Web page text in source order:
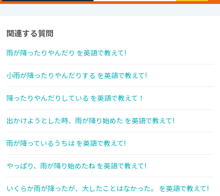
関連する質問
雨が降ったりやんだり を英語で教えて!
小雨が降ったりやんだりする を英語で教えて!
降ったりやんだりしている を英語で教えて！
出かけようとした時、雨が降り始めた を英語で教えて!
雨が降っているうちは を英語で教えて!
やっぱり、雨が降り始めたね を英語で教えて!
いくらか雨が降ったが、大したことはなかった。 を英語で教えて!